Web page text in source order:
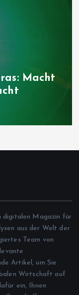
Macht
digitalen Magazin für
aus der Welt der
Team von
Artikel, um Sie
Wirtschaft auf
ein, Ihnen